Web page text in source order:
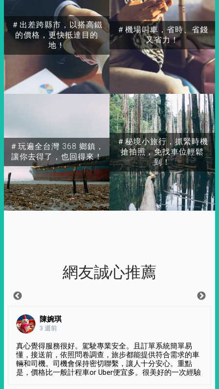
＃出差跨縣市，以搭高鐵
的價格，更快抵達目的
地！
＃玩遍全台灣 368 鄉鎮，
讓你去得了，也回得來！
＃秘境小旅行，抓緊時機
搶拍照，免找車位輕鬆
到！
＃機場叫車，省時、省錢
又省力！
網友誠心推薦
陳婉琪
3 週前
真心覺得服務很好。駕駛專業安全。且訂單系統簡單易
懂，接送前，依照問卷調查，旅步都能提供符合需求的車
輛和司機。司機會保持密切聯繫，讓人十分安心。重點
是，價格比一般計程車or Uber便宜多。很美好的一次經驗